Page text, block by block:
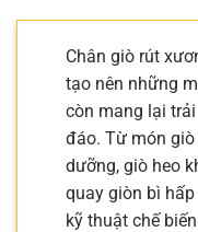
Chân giò rút
tạo nên những
còn mang lại
đáo. Từ món
dưỡng, giò heo
quay giòn bì
kỹ thuật chế